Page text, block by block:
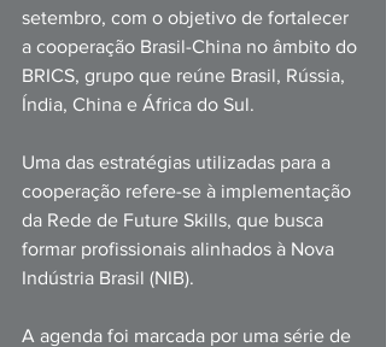
setembro, com o objetivo de fortalecer
a cooperação Brasil-China no âmbito do
BRICS, grupo que reúne Brasil, Rússia,
Índia, China e África do Sul.
Uma das estratégias utilizadas para a
cooperação refere-se à implementação
da Rede de Future Skills, que busca
formar profissionais alinhados à Nova
Indústria Brasil (NIB).
A agenda foi marcada por uma série de